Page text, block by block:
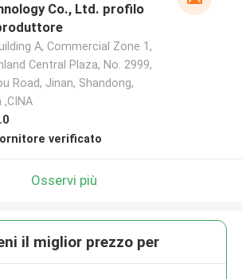
Co., Ltd. profilo
A, Commercial Zone 1,
Central Plaza, No. 2999,
Road, Jinan, Shandong,
,CINA
verificato
Osservi più
il miglior prezzo per